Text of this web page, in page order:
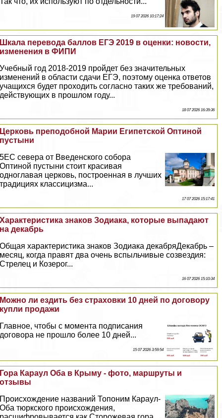
19 07 2026 10:17:24
Шкала перевода баллов ЕГЭ 2019 в оценки: новости,
изменения в ФИПИ
Учебный год 2018-2019 пройдет без значительных
изменений в области сдачи ЕГЭ, поэтому оценка ответов
учащихся будет проходить согласно таких же требований,
действующих в прошлом году...
18 07 2026 16:39:36
Церковь преподобной Марии Египетской Оптиной
пустыни
5EС севера от Введенского собора
Оптиной пустыни стоит красивая
одноглавая церковь, построенная в лучших
традициях классицизма...
17 07 2026 15:17:41
Хаpaктеристика знаков Зодиака, которые выпадают
на декабрь
Общая хаpaктеристика знаков Зодиака декабряДекабрь –
месяц, когда правят два очень вспыльчивые созвездия:
Стрелец и Козерог...
16 07 2026 15:10:34
Можно ли ездить без страховки 10 дней по договору
купли продажи
Главное, чтобы с момента подписания
договора не прошло более 10 дней...
15 07 2026 3:59:54
Гора Караул Оба в Крыму - фото, маршруты и
отзывы
Происхождение названий Топоним Караул-
Оба тюркского происхождения,